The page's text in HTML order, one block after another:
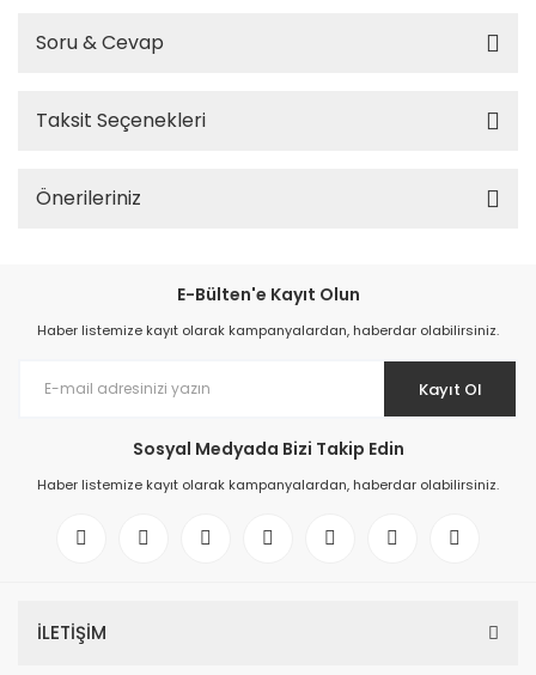
Soru & Cevap
Taksit Seçenekleri
Önerileriniz
E-Bülten'e Kayıt Olun
Haber listemize kayıt olarak kampanyalardan, haberdar olabilirsiniz.
Kayıt Ol
Sosyal Medyada Bizi Takip Edin
Haber listemize kayıt olarak kampanyalardan, haberdar olabilirsiniz.
İLETİŞİM